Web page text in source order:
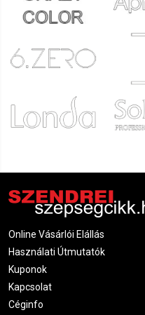
Online Vásárlói Elállás
Használati Útmutatók
Kuponok
Kapcsolat
Céginfo